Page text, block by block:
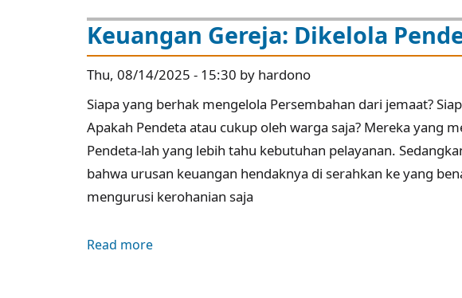
Keuangan
Gereja:
dan
Transparansi
Keuangan Gereja: Dikelola
Thu, 08/14/2025 - 15:30 by hardono
Siapa yang berhak mengelola Persembahan dari jemaat?
Apakah Pendeta atau cukup oleh warga saja? Mereka yang
Pendeta-lah yang lebih tahu kebutuhan pelayanan.
bahwa urusan keuangan hendaknya di serahkan ke yang
mengurusi kerohanian saja
Read more